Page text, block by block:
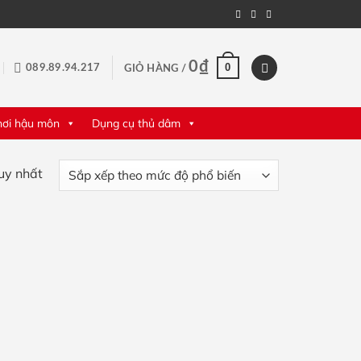
089.89.94.217 GIỎ HÀNG /0₫ 0
hậu môn Dụng cụ thủ dâm
nhất